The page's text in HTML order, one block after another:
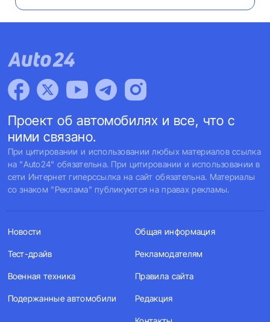
Проект об автомобилях и все, что с
ними связано.
При цитировании и использовании любых материалов ссылка
на "Auto24" обязательна. При цитировании и использовании в
сети Интернет гиперссылка на сайт обязательна. Материалы
со знаком "Реклама" публикуются на правах рекламы.
Новости
Тест-драйв
Военная техника
Подержанные автомобили
Общая информация
Рекламодателям
Правила сайта
Редакция